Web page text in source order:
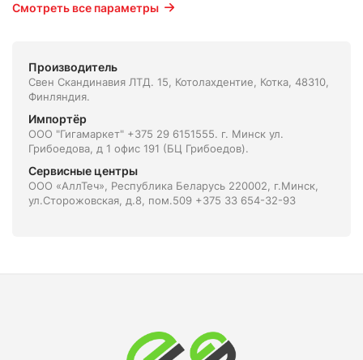
Смотреть все параметры
Производитель
Свен Скандинавия ЛТД. 15, Котолахдентие, Котка, 48310,
Финляндия.
Импортёр
ООО "Гигамаркет" +375 29 6151555. г. Минск ул.
Грибоедова, д 1 офис 191 (БЦ Грибоедов).
Сервисные центры
ООО «АллТеч», Республика Беларусь 220002, г.Минск,
ул.Сторожовская, д.8, пом.509 +375 33 654-32-93